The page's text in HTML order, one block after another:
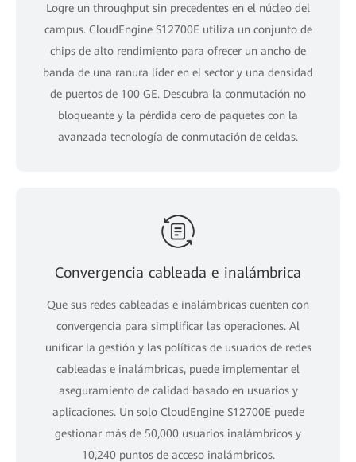
Logre un throughput sin precedentes en el núcleo del
campus. CloudEngine S12700E utiliza un conjunto de
chips de alto rendimiento para ofrecer un ancho de
banda de una ranura líder en el sector y una densidad
de puertos de 100 GE. Descubra la conmutación no
bloqueante y la pérdida cero de paquetes con la
avanzada tecnología de conmutación de celdas.
Convergencia cableada e inalámbrica
Que sus redes cableadas e inalámbricas cuenten con
convergencia para simplificar las operaciones. Al
unificar la gestión y las políticas de usuarios de redes
cableadas e inalámbricas, puede implementar el
aseguramiento de calidad basado en usuarios y
aplicaciones. Un solo CloudEngine S12700E puede
gestionar más de 50,000 usuarios inalámbricos y
10,240 puntos de acceso inalámbricos.